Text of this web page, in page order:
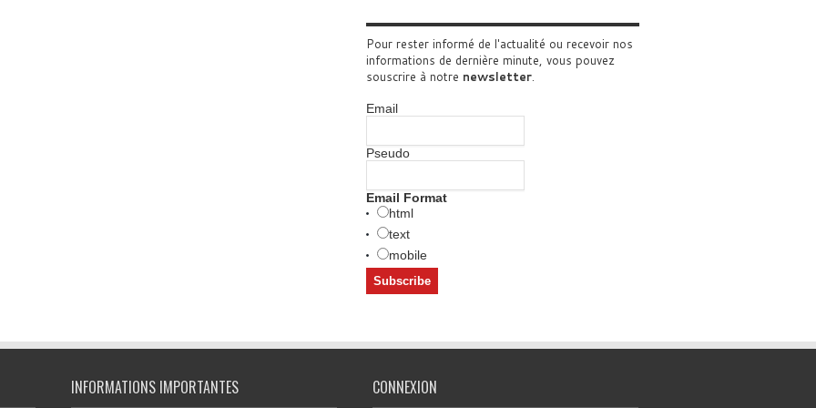
Pour rester informé de l'actualité ou recevoir nos
informations de dernière minute, vous pouvez
souscrire à notre newsletter.
Email
Pseudo
Email Format
html
text
mobile
INFORMATIONS IMPORTANTES CONNEXION